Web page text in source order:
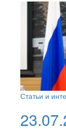
Статьи и